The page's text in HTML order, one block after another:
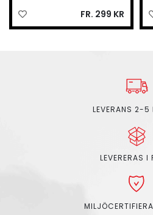
FR. 299 KR
LEVERANS 2-5
LEVERERAS I